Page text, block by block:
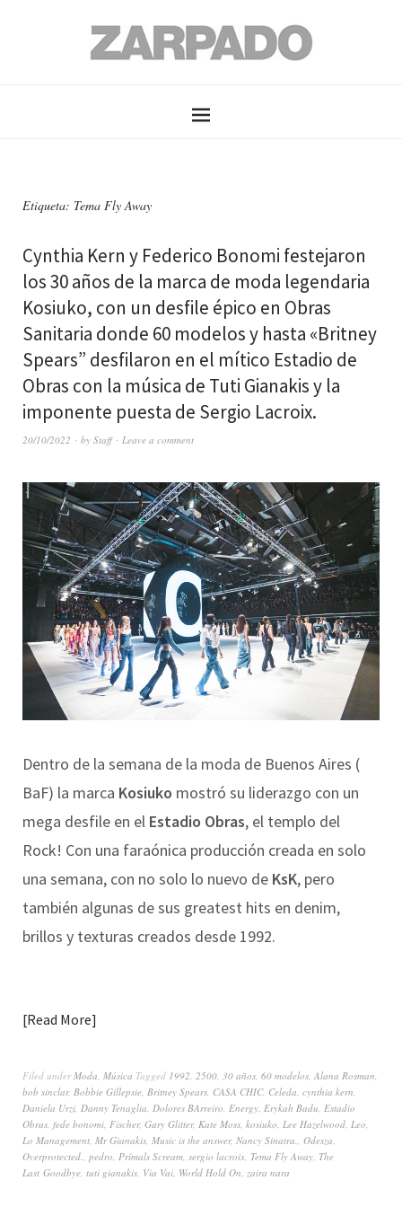
Etiqueta: Tema Fly Away
Cynthia Kern y Federico Bonomi festejaron
los 30 años de la marca de moda legendaria
Kosiuko, con un desfile épico en Obras
Sanitaria donde 60 modelos y hasta «Britney
Spears” desfilaron en el mítico Estadio de
Obras con la música de Tuti Gianakis y la
imponente puesta de Sergio Lacroix.
20/10/2022 by Staff Leave a comment
Dentro de la semana de la moda de Buenos Aires (
BaF) la marca Kosiuko mostró su liderazgo con un
mega desfile en el Estadio Obras, el templo del
Rock! Con una faraónica producción creada en solo
una semana, con no solo lo nuevo de KsK, pero
también algunas de sus greatest hits en denim,
brillos y texturas creados desde 1992.
Read More
Filed underModa, Música Tagged 1992, 2500, 30 años, 60 modelos, Alana Rosman,
bob sinclar, Bobbie Gillepsie, Britney Spears, CASA CHIC, Celeda, cynthia kern,
Daniela Urzi, Danny Tenaglia, Dolores BArreiro, Energy, Erykah Badu, Estadio
Obras, fede bonomi, Fischer, Gary Glitter, Kate Moss, kosiuko, Lee Hazelwood, Leo,
Lo Management, Mr Gianakis, Music is the answer, Nancy Sinatra., Odesza,
Overprotected., pedro, Prímals Scream, sergio lacroix, Tema Fly Away, The
Last Goodbye, tuti gianakis, Via Vai, World Hold On, zaira nara